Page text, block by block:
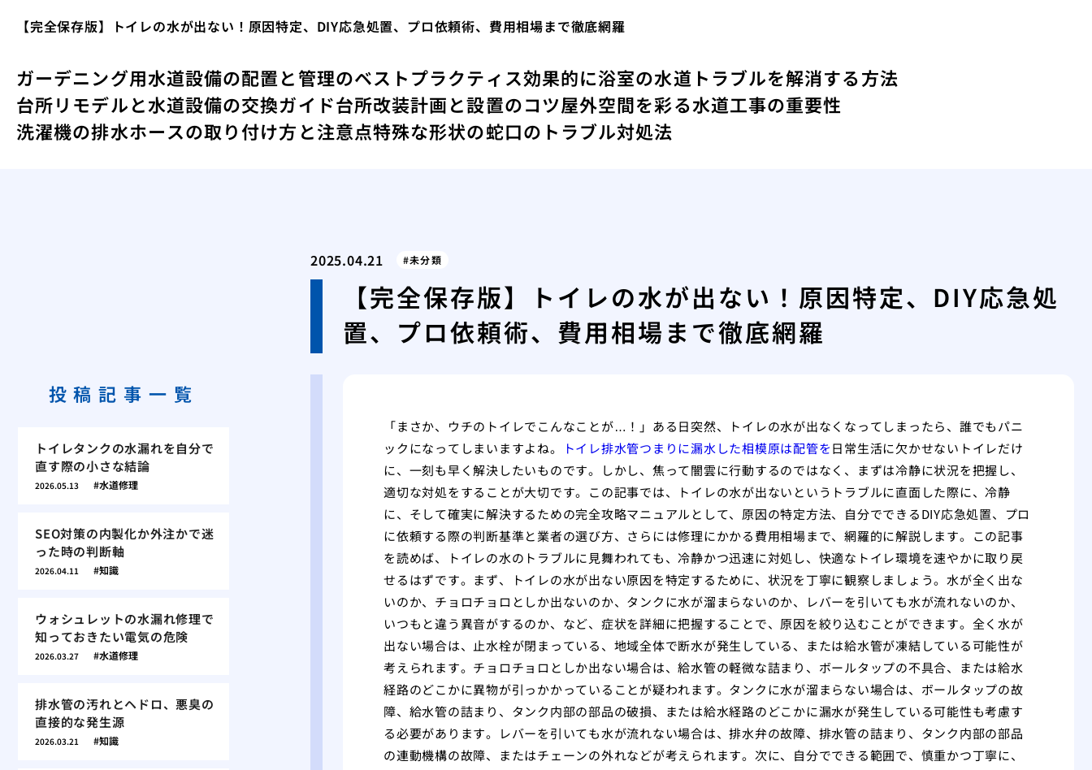
【完全保存版】トイレの水が出ない！原因特定、DIY応急処置、プロ依頼術、費用相場まで徹底網羅
ガーデニング用水道設備の配置と管理のベストプラクティス効果的に浴室の水道トラブルを解消する方法
台所リモデルと水道設備の交換ガイド台所改装計画と設置のコツ屋外空間を彩る水道工事の重要性
洗濯機の排水ホースの取り付け方と注意点特殊な形状の蛇口のトラブル対処法
2025.04.21 未分類
【完全保存版】トイレの水が出ない！原因特定、DIY応急処
置、プロ依頼術、費用相場まで徹底網羅
「まさか、ウチのトイレでこんなことが…！」ある日突然、トイレの水が出なくなってしまったら、誰でもパニ
ックになってしまいますよね。
トイレ排水管つまりに漏水した相模原は配管を日常生活に欠かせないトイレだけ
に、一刻も早く解決したいものです。しかし、焦って闇雲に行動するのではなく、まずは冷静に状況を把握し、
適切な対処をすることが大切です。この記事では、トイレの水が出ないというトラブルに直面した際に、冷静
に、そして確実に解決するための完全攻略マニュアルとして、原因の特定方法、自分でできるDIY応急処置、プロ
に依頼する際の判断基準と業者の選び方、さらには修理にかかる費用相場まで、網羅的に解説します。この記事
を読めば、トイレの水のトラブルに見舞われても、冷静かつ迅速に対処し、快適なトイレ環境を速やかに取り戻
せるはずです。まず、トイレの水が出ない原因を特定するために、状況を丁寧に観察しましょう。水が全く出な
いのか、チョロチョロとしか出ないのか、タンクに水が溜まらないのか、レバーを引いても水が流れないのか、
いつもと違う異音がするのか、など、症状を詳細に把握することで、原因を絞り込むことができます。全く水が
出ない場合は、止水栓が閉まっている、地域全体で断水が発生している、または給水管が凍結している可能性が
考えられます。チョロチョロとしか出ない場合は、給水管の軽微な詰まり、ボールタップの不具合、または給水
経路のどこかに異物が引っかかっていることが疑われます。タンクに水が溜まらない場合は、ボールタップの故
障、給水管の詰まり、タンク内部の部品の破損、または給水経路のどこかに漏水が発生している可能性も考慮す
る必要があります。レバーを引いても水が流れない場合は、排水弁の故障、排水管の詰まり、タンク内部の部品
の連動機構の故障、またはチェーンの外れなどが考えられます。次に、自分でできる範囲で、慎重かつ丁寧に、
投稿記事一覧
トイレタンクの水漏れを自分で
直す際の小さな結論
2026.05.13 水道修理
SEO対策の内製化か外注かで迷
った時の判断軸
2026.04.11 知識
ウォシュレットの水漏れ修理で
知っておきたい電気の危険
2026.03.27 水道修理
排水管の汚れとヘドロ、悪臭の
直接的な発生源
2026.03.21 知識